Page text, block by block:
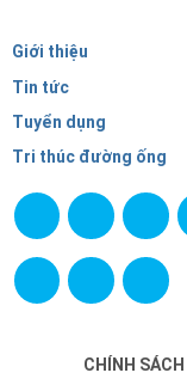
Giới thiệu
Tin tức
Tuyển dụng
Tri thúc đường ống
CHÍNH SÁCH